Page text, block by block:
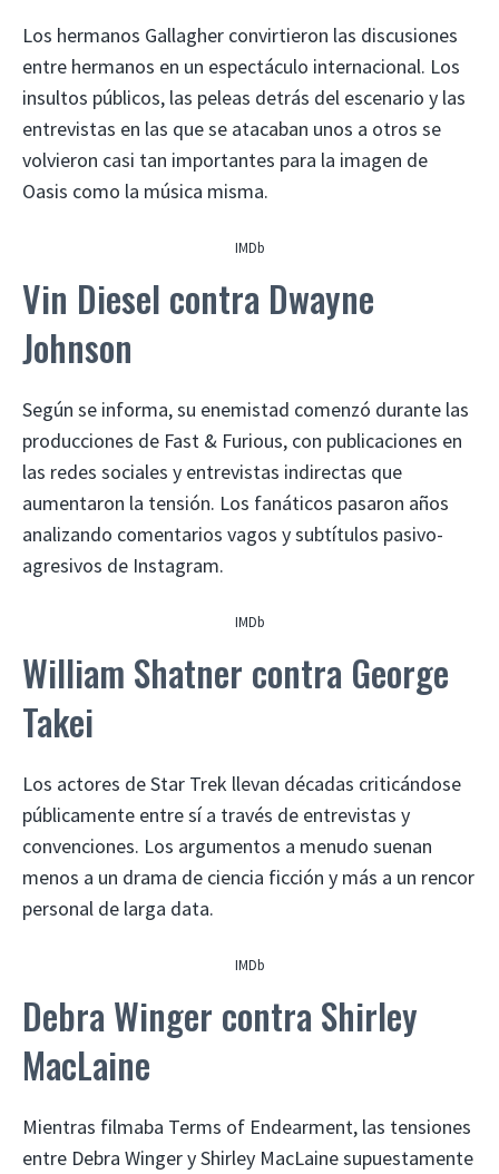
Los hermanos Gallagher convirtieron las discusiones
entre hermanos en un espectáculo internacional. Los
insultos públicos, las peleas detrás del escenario y las
entrevistas en las que se atacaban unos a otros se
volvieron casi tan importantes para la imagen de
Oasis como la música misma.
IMDb
Vin Diesel contra Dwayne
Johnson
Según se informa, su enemistad comenzó durante las
producciones de Fast & Furious, con publicaciones en
las redes sociales y entrevistas indirectas que
aumentaron la tensión. Los fanáticos pasaron años
analizando comentarios vagos y subtítulos pasivo-
agresivos de Instagram.
IMDb
William Shatner contra George
Takei
Los actores de Star Trek llevan décadas criticándose
públicamente entre sí a través de entrevistas y
convenciones. Los argumentos a menudo suenan
menos a un drama de ciencia ficción y más a un rencor
personal de larga data.
IMDb
Debra Winger contra Shirley
MacLaine
Mientras filmaba Terms of Endearment, las tensiones
entre Debra Winger y Shirley MacLaine supuestamente